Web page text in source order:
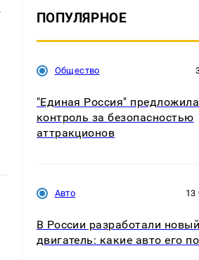
ПОПУЛЯРНОЕ
Общество
"Единая Россия"
контроль за безопасностью
аттракционов
Авто 13
В России разработали новый
двигатель: какие авто его